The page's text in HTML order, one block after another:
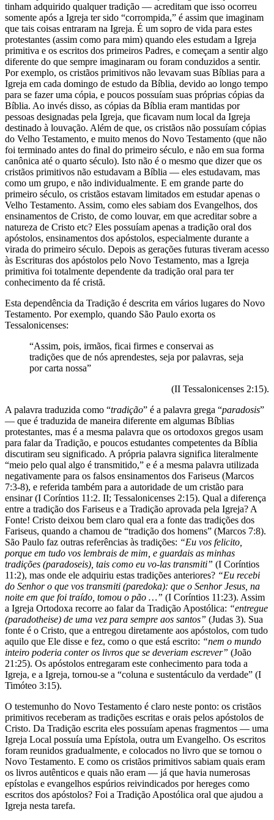
tinham adquirido qualquer tradição — acreditam que isso ocorreu
somente após a Igreja ter sido “corrompida,” é assim que imaginam
que tais coisas entraram na Igreja. É um sopro de vida para estes
protestantes (assim como para mim) quando eles estudam a Igreja
primitiva e os escritos dos primeiros Padres, e começam a sentir algo
diferente do que sempre imaginaram ou foram conduzidos a sentir.
Por exemplo, os cristãos primitivos não levavam suas Bíblias para a
Igreja em cada domingo de estudo da Bíblia, devido ao longo tempo
para se fazer uma cópia, e poucos possuíam suas próprias cópias da
Bíblia. Ao invés disso, as cópias da Bíblia eram mantidas por
pessoas designadas pela Igreja, que ficavam num local da Igreja
destinado à louvação. Além de que, os cristãos não possuíam cópias
do Velho Testamento, e muito menos do Novo Testamento (que não
foi terminado antes do final do primeiro século, e não em sua forma
canônica até o quarto século). Isto não é o mesmo que dizer que os
cristãos primitivos não estudavam a Bíblia — eles estudavam, mas
como um grupo, e não individualmente. E em grande parte do
primeiro século, os cristãos estavam limitados em estudar apenas o
Velho Testamento. Assim, como eles sabiam dos Evangelhos, dos
ensinamentos de Cristo, de como louvar, em que acreditar sobre a
natureza de Cristo etc? Eles possuíam apenas a tradição oral dos
apóstolos, ensinamentos dos apóstolos, especialmente durante a
virada do primeiro século. Depois as gerações futuras tiveram acesso
às Escrituras dos apóstolos pelo Novo Testamento, mas a Igreja
primitiva foi totalmente dependente da tradição oral para ter
conhecimento da fé cristã.
Esta dependência da Tradição é descrita em vários lugares do Novo
Testamento. Por exemplo, quando São Paulo exorta os
Tessalonicenses:
“Assim, pois, irmãos, ficai firmes e conservai as
tradições que de nós aprendestes, seja por palavras, seja
por carta nossa”
(II Tessalonicenses 2:15).
A palavra traduzida como “tradição” é a palavra grega “paradosis”
— que é traduzida de maneira diferente em algumas Bíblias
protestantes, mas é a mesma palavra que os ortodoxos gregos usam
para falar da Tradição, e poucos estudantes competentes da Bíblia
discutiram seu significado. A própria palavra significa literalmente
“meio pelo qual algo é transmitido,” e é a mesma palavra utilizada
negativamente para os falsos ensinamentos dos Fariseus (Marcos
7:3-8), e referida também para a autoridade de um cristão para
ensinar (I Coríntios 11:2. II; Tessalonicenses 2:15). Qual a diferença
entre a tradição dos Fariseus e a Tradição aprovada pela Igreja? A
Fonte! Cristo deixou bem claro qual era a fonte das tradições dos
Fariseus, quando a chamou de “tradição dos homens” (Marcos 7:8).
São Paulo faz outras referências às tradições: “Eu vos felicito,
porque em tudo vos lembrais de mim, e guardais as minhas
tradições (paradoseis), tais como eu vo-las transmiti” (I Coríntios
11:2), mas onde ele adquiriu estas tradições anteriores? “Eu recebi
do Senhor o que vos transmiti (paredoka): que o Senhor Jesus, na
noite em que foi traído, tomou o pão …” (I Coríntios 11:23). Assim
a Igreja Ortodoxa recorre ao falar da Tradição Apostólica: “entregue
(paradotheise) de uma vez para sempre aos santos” (Judas 3). Sua
fonte é o Cristo, que a entregou diretamente aos apóstolos, com tudo
aquilo que Ele disse e fez, como o que está escrito: “nem o mundo
inteiro poderia conter os livros que se deveriam escrever” (João
21:25). Os apóstolos entregaram este conhecimento para toda a
Igreja, e a Igreja, tornou-se a “coluna e sustentáculo da verdade” (I
Timóteo 3:15).
O testemunho do Novo Testamento é claro neste ponto: os cristãos
primitivos receberam as tradições escritas e orais pelos apóstolos de
Cristo. Da Tradição escrita eles possuíam apenas fragmentos — uma
Igreja Local possuía uma Epístola, outra um Evangelho. Os escritos
foram reunidos gradualmente, e colocados no livro que se tornou o
Novo Testamento. E como os cristãos primitivos sabiam quais eram
os livros autênticos e quais não eram — já que havia numerosas
epístolas e evangelhos espúrios reivindicados por hereges como
escritos dos apóstolos? Foi a Tradição Apostólica oral que ajudou a
Igreja nesta tarefa.